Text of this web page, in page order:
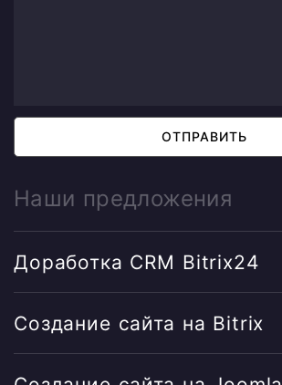
ОТПРАВИТЬ
Наши предложения
Доработка CRM Bitrix24
Создание сайта на Bitrix